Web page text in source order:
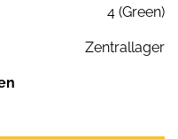
4 (Green)
Zentrallager